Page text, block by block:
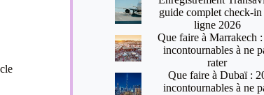
guide complet check-in
ligne 2026
Que faire à Marrakech
incontournables à ne
rater
Que faire à Dubaï :
incontournables à ne